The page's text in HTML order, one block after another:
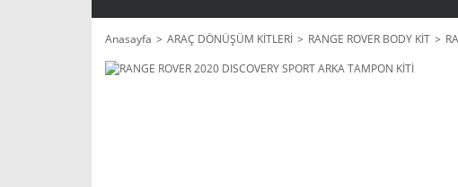
Anasayfa ARAÇ DÖNÜŞÜM KİTLERİ RANGE ROVER BODY KİT